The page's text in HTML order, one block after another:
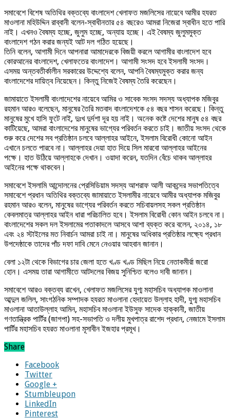
সমাবেশে বিশেষ অতিথির বক্তব্যে বাংলাদেশ খেলাফত মজলিসের নায়েবে আমীর হযরত
মাওলানা মহিউদ্দিন রাব্বানী বলেন-স্বাধীনতার ৫৪ বছরেও আমরা নিজেরা স্বাধীন হতে পারি
নাই। এখনও বৈষম্য হচ্ছে, জুলুম হচ্ছে, অন্যায় হচ্ছে। এই বৈষম্য জুলুমমুক্ত
বাংলাদেশ গঠন করার জন্যই আট দল গঠিত হয়েছে।
তিনি বলেন, আগামী দিনে আপনারা আমাদেরকে বিজয়ী করলে আগামীর বাংলাদেশ হবে
কোরআনের বাংলাদেশ, খেলাফতের বাংলাদেশ। আগামী সংসদ হবে ইসলামী সংসদ।
এসময় অন্তবতীর্কালীন সরকারের উদ্দেশ্যে বলেন, আপনি বৈষম্যমুক্ত করার জন্য
বাংলাদেশের দায়িত্ব নিয়েছেন। কিন্তু নিজেই বৈষম্য তৈরি করেছেন।
জামায়াতে ইসলামী বাংলাদেশের নায়েবে আমির ও সাবেক সংসদ সদস্য অধ্যাপক মজিবুর
রহমান আরও বলেছেন, মানুষের তৈরি মতবাদ বাংলাদেশকে ৫৪ বছর শাসন করেছে। কিন্তু
মানুষের মুখে হাসি ফুটে নাই, দুঃখ দুর্দশা দূর হয় নাই। অনেক কষ্টে দেশের মানুষ ৫৪ বছর
কাটিয়েছে, আমরা বাংলাদেশের মানুষের ভাগ্যের পরিবর্তন করতে চাই। জাতীয় সংসদ থেকে
শুরু করে দেশের সব প্রতিষ্ঠান চলবে আল্লাহর আইনে, ইসলাম বিরোধী কোনো আইন
এখানে চলতে পারবে না। আল্লাহর দেয়া হাত দিয়ে সিল মারবো আল্লাহর আইনের
পক্ষে। হাত উঠিয়ে আল্লাহকে দেখান। ওয়াদা করেন, যতদিন বেঁচে থাকব আল্লাহর
আইনের পক্ষে থাকবেন।
সমাবেশে ইসলামি আন্দোলনের প্রেসিডিয়াম সদস্য আশরাফ আলী আকন্দের সভাপতিত্বে
সমাবেশে প্রধান অতিথির বক্তব্যে জামায়াতে ইসলামীর নায়েবে আমীর অধ্যাপক মজিবুর
রহমান আরও বলেন, মানুষের ভাগ্যের পরিবর্তন করতে সচিবায়লসহ সকল প্রতিষ্ঠান
কেবলমাত্র আল্লাহর আইন ধারা পরিচালিত হবে। ইসলাম বিরোধী কোন আইন চলবে না।
বাংলাদেশের সকল দল ইসলামের পতাকাদলে আসবে আশা ব্যক্ত করে বলেন, ২০১৪, ১৮
এবং ২৪ স্টাইলের মত নিবার্চন আমরা চাই না। মানুষের অধিকার প্রতিষ্ঠার লক্ষ্যে প্রধান
উপদেষ্ঠাকে তাদের পাঁচ দফা দাবি মেনে নেওয়ার আহবান জানান।
বেলা ১২টা থেকে বিভাগের চার জেলা হতে খণ্ড খণ্ড মিছিল নিয়ে নেতাকমীর্রা জরো
হোন। এসময় তারা আগামীতে আটদলের বিজয় সুনিশ্চিত বলেও দাবী জানান।
সমাবেশে আরও বক্তব্য রাখেন, খেলাফত মজলিসের যুগ্ম মহাসচিব অধ্যাপক মাওলানা
আব্দুল জলিল, সাংগঠনিক সম্পাদক হযরত মাওলানা হেদায়েত উল্লাহ হাদী, যুগ্ম মহাসচিব
মাওলানা আতাউল্লাহ আমিন, মহাসচিব মাওলানা ইউসুফ সাদেক হাক্কানী, জাতীয়
গণতান্ত্রিক পার্টির (জাগপা) সহ-সভাপতি ও দলীয় মুখপাত্র রাশেদ প্রধান, নেজামে ইসলাম
পার্টির মহাসচিব হযরত মাওলানা মূসাবীন ইজহার প্রমূখ।
Share
Facebook
Twitter
Google +
Stumbleupon
LinkedIn
Pinterest